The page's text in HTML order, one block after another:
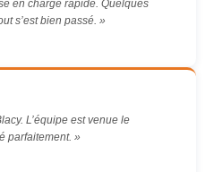
en charge rapide. Quelques
s’est bien passé. »
L’équipe est venue le
parfaitement. »